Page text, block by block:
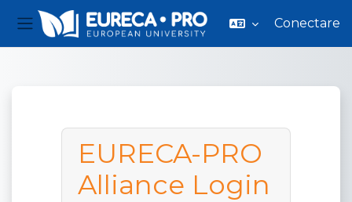
Panou lateral
Conectare
EURECA-PRO
Alliance Login